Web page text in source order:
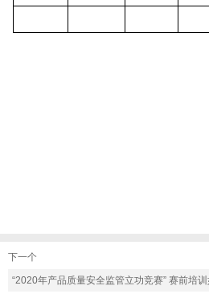
下一个
“2020年产品质量安全监管立功竞赛” 赛前培